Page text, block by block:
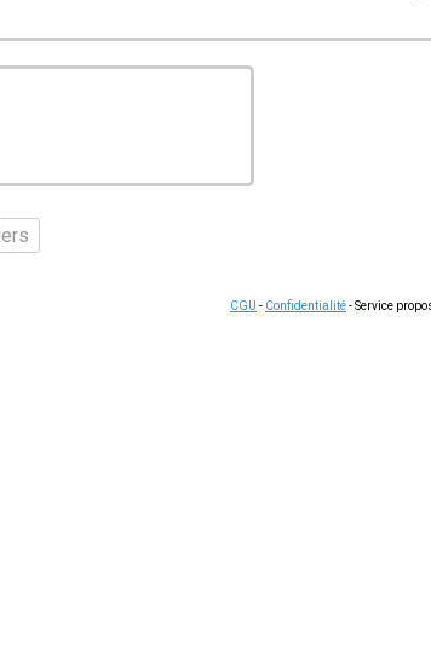
CGU - Confidentialité- Service